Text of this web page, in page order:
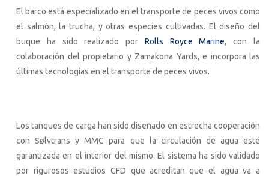
El barco está especializado en el transporte de peces vivos como
el salmón, la trucha, y otras especies cultivadas. El diseño del
buque ha sido realizado por Rolls Royce Marine, con la
colaboración del propietario y Zamakona Yards, e incorpora las
últimas tecnologías en el transporte de peces vivos.
Los tanques de carga han sido diseñado en estrecha cooperación
con Sølvtrans y MMC para que la circulación de agua esté
garantizada en el interior del mismo. El sistema ha sido validado
por rigurosos estudios CFD que acreditan que el agua va a